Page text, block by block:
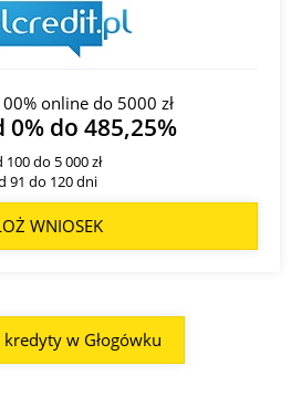
online do 5000 zł
0% do 485,25%
100 do 5 000 zł
91 do 120 dni
WNIOSEK
kredyty w Głogówku